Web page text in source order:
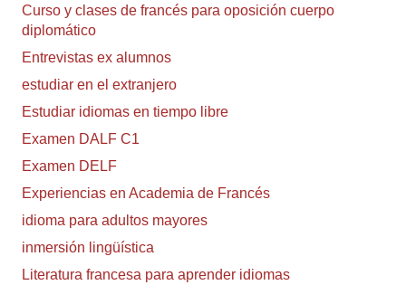
Curso y clases de francés para oposición cuerpo
diplomático
Entrevistas ex alumnos
estudiar en el extranjero
Estudiar idiomas en tiempo libre
Examen DALF C1
Examen DELF
Experiencias en Academia de Francés
idioma para adultos mayores
inmersión lingüística
Literatura francesa para aprender idiomas